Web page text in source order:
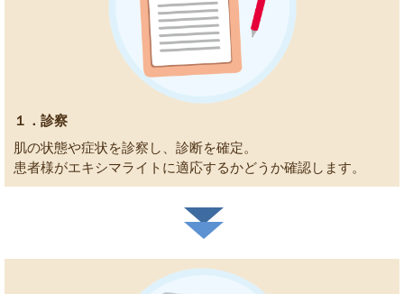
１．診察
肌の状態や症状を診察し、診断を確定。
患者様がエキシマライトに適応するかどうか確認します。